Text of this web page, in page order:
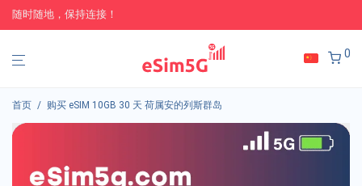
随时随地，保持连接！
0
首页 / 购买 eSIM 10GB 30 天 荷属安的列斯群岛